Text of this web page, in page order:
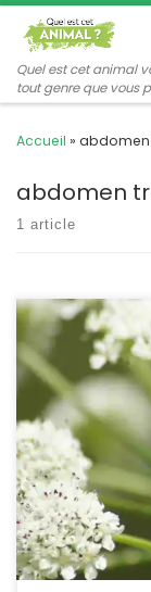
Passer au contenu
Quel est cet animal
tout genre que vous
Accueil »
abdomen
1 article
page en cours de